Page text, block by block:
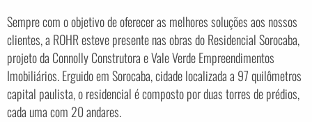
Sempre com o objetivo de oferecer as melhores soluções aos nossos
clientes, a ROHR esteve presente nas obras do Residencial Sorocaba,
projeto da Connolly Construtora e Vale Verde Empreendimentos
Imobiliários. Erguido em Sorocaba, cidade localizada a 97 quilômetros
capital paulista, o residencial é composto por duas torres de prédios,
cada uma com 20 andares.